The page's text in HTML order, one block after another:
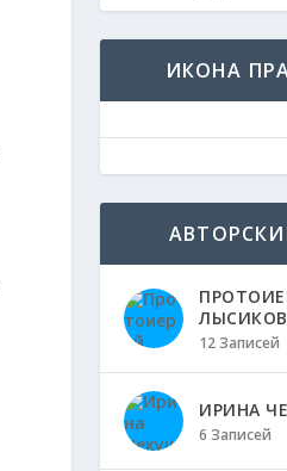
ИКОНА
ЛЫСИКОВ
12 Записей
ИРИНА
6 Записей